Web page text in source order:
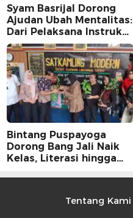
Syam Basrijal Dorong
Ajudan Ubah Mentalitas:
Dari Pelaksana Instruksi
Jadi Pencipta Nilai
Bintang Puspayoga
Dorong Bang Jali Naik
Kelas, Literasi hingga
Tentang Kami